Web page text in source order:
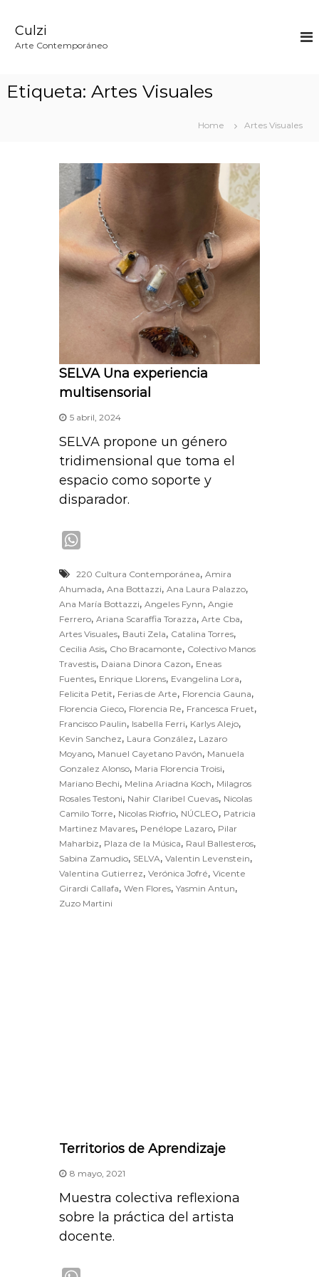
Culzi
Arte Contemporáneo
Etiqueta: Artes Visuales
Home Artes Visuales
SELVA Una experiencia
multisensorial
5 abril, 2024
SELVA propone un género
tridimensional que toma el
espacio como soporte y
disparador.
a
t
A
p
p
220 Cultura Contemporánea,Amira
Ahumada,Ana Bottazzi,Ana Laura Palazzo,
Ana María Bottazzi,Angeles Fynn,Angie
Ferrero,Ariana Scaraffia Torazza,Arte Cba,
Artes Visuales, Bauti Zela, Catalina Torres,
Cecilia Asis, Cho Bracamonte, Colectivo Manos
Travestis, Daiana Dinora Cazon, Eneas
Fuentes, Enrique Llorens, Evangelina Lora,
Felicita Petit, Ferias de Arte, Florencia Gauna,
Florencia Gieco, Florencia Re, Francesca Fruet,
Francisco Paulin, Isabella Ferri, Karlys Alejo,
Kevin Sanchez, Laura González, Lazaro
Moyano, Manuel Cayetano Pavón, Manuela
Gonzalez Alonso, Maria Florencia Troisi,
Mariano Bechi, Melina Ariadna Koch, Milagros
Rosales Testoni, Nahir Claribel Cuevas, Nicolas
Camilo Torre, Nicolas Riofrio, NÚCLEO, Patricia
Martinez Mavares, Penélope Lazaro, Pilar
Maharbiz, Plaza de la Música, Raul Ballesteros,
Sabina Zamudio, SELVA,Valentin Levenstein,
Valentina Gutierrez,Verónica Jofré,Vicente
Girardi Callafa,Wen Flores,Yasmin Antun,
Zuzo Martini
Territorios de Aprendizaje
8 mayo, 2021
Muestra colectiva reflexiona
sobre la práctica del artista
docente.